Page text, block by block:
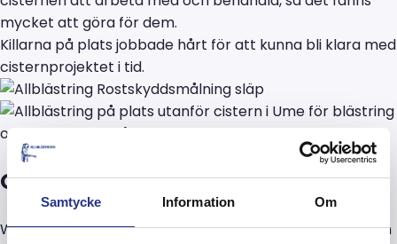
Samtycke Information Om
mycket att göra för dem.
Killarna på plats jobbade hårt för att kunna bli klara med
cisternprojektet i tid.
OmWibax
Wibax är en hållbar kemikalieleverantör som tar hänsyn